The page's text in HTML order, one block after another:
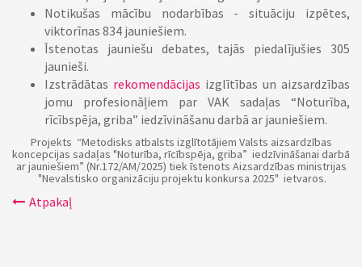
Notikušas mācību nodarbības - situāciju izpētes,
viktorīnas 834 jauniešiem.
Īstenotas jauniešu debates, tajās piedalījušies 305
jaunieši.
Izstrādātas rekomendācijas izglītības un aizsardzības
jomu profesionāļiem par VAK sadaļas “Noturība,
rīcībspēja, griba” iedzīvināšanu darbā ar jauniešiem.
Projekts “Metodisks atbalsts izglītotājiem Valsts aizsardzības
koncepcijas sadaļas "Noturība, rīcībspēja, griba” iedzīvināšanai darbā
ar jauniešiem” (Nr.172/AM/2025) tiek īstenots Aizsardzības ministrijas
"Nevalstisko organizāciju projektu konkursa 2025" ietvaros.
Atpakaļ